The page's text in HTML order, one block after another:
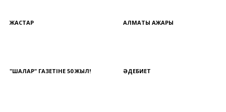
ЖАСТАР АЛМАТЫ АЖАРЫ
"ШАЛҚАР" ГАЗЕТІНЕ 50 ЖЫЛ! ӘДЕБИЕТ